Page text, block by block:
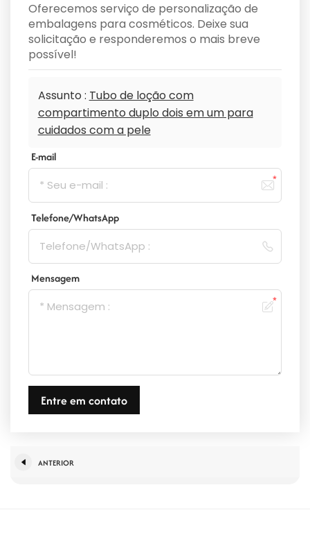
Oferecemos serviço de personalização de
embalagens para cosméticos. Deixe sua
solicitação e responderemos o mais breve
possível!
Assunto : Tubo de loção com
compartimento duplo dois em um para
cuidados com a pele
E-mail
Telefone/WhatsApp
Mensagem
Entre em contato
ANTERIOR